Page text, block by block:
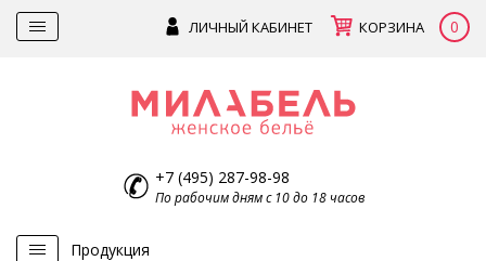
ЛИЧНЫЙ КАБИНЕТ КОРЗИНА 0
+7 (495) 287-98-98
По рабочим дням с 10 до 18 часов
Продукция